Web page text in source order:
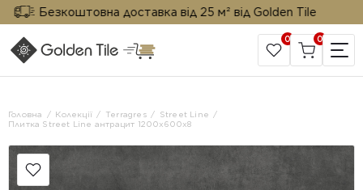
Безкоштовна доставка від 25 м² від Golden Tile
САЙТ КОМПАНІЇ
0 0
Головна Колекції Terragres
Street Line
Плитка Street Line антрацит 1200х600x8